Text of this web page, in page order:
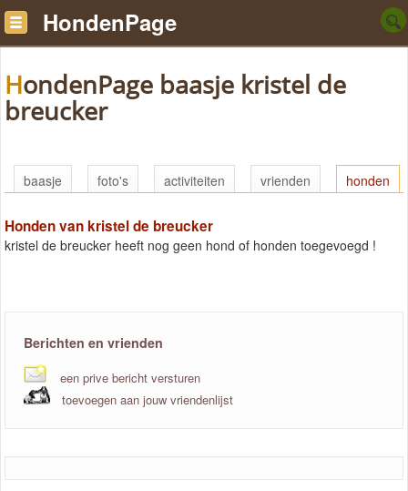
HondenPage
HondenPage baasje kristel de
breucker
baasje foto's activiteiten vrienden honden
Honden van kristel de breucker
kristel de breucker heeft nog geen hond of honden toegevoegd !
Berichten en vrienden
een prive bericht versturen
toevoegen aan jouw vriendenlijst